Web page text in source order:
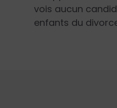
vois aucun
enfants du